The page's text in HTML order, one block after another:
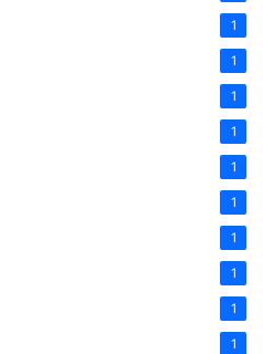
1
1
1
1
1
1
1
1
1
1